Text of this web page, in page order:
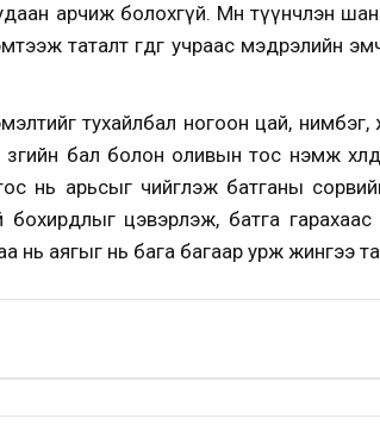
арчиж болохгүй. Мөн түүнчлэн
таталт өгдөг учраас мэдрэлийн
нэмэлтийг тухайлбал ногоон цай,
бал болон оливын тос нэмж
нь арьсыг чийглэж батганы
цэвэрлэж, батга гарахаас
нь аягыг нь бага багаар урж жингээ